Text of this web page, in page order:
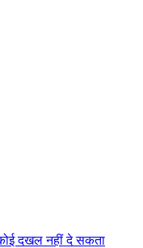
दखल नहीं दे सकता